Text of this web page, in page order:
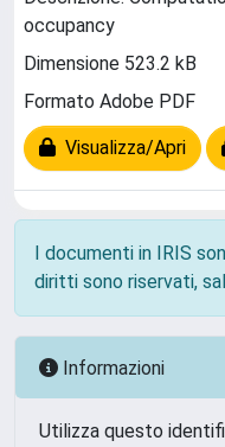
occupancy
Dimensione 523.2 kB
Formato Adobe PDF
Visualizza/Apri
I documenti in IRIS
diritti sono riservati,
Informazioni
Utilizza questo